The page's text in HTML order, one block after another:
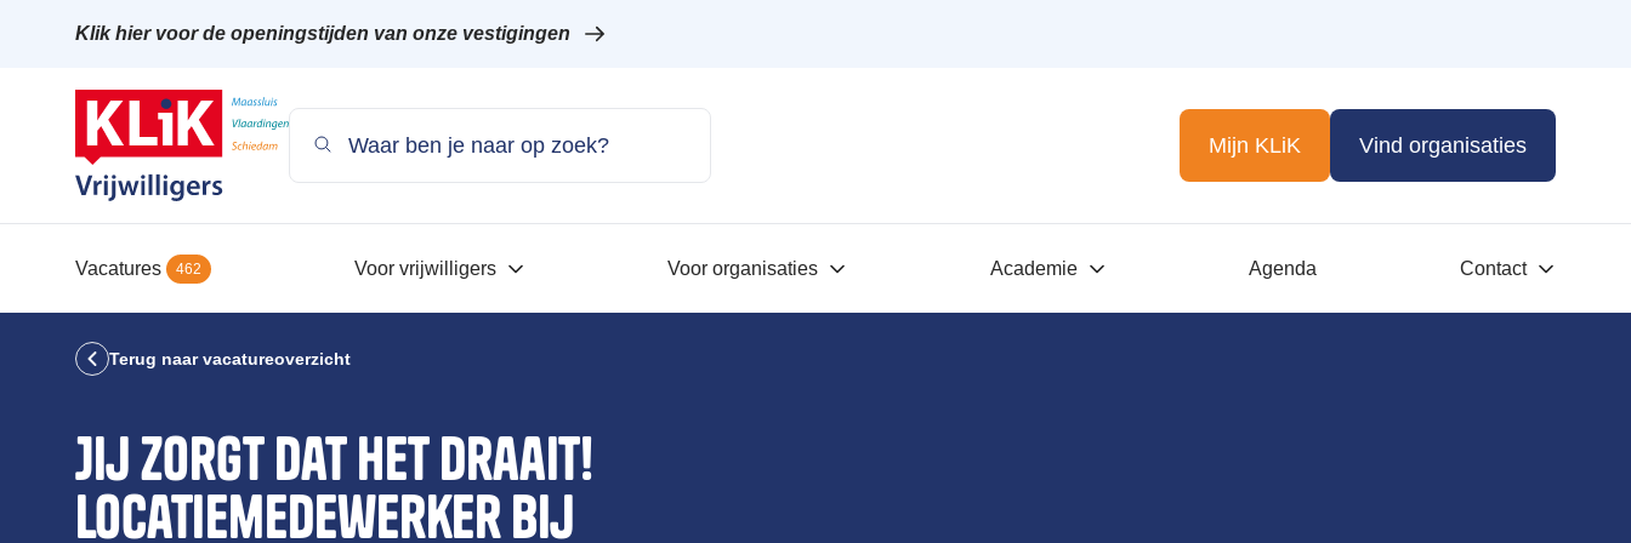
Klik hier voor de openingstijden van onze vestigingen
Mijn KLiK Vind organisaties
Vacatures 462 Voor vrijwilligers Voor organisaties Academie Agenda Contact
Terug naar vacatureoverzicht
Jij zorgt dat het draait!
Locatiemedewerker bij